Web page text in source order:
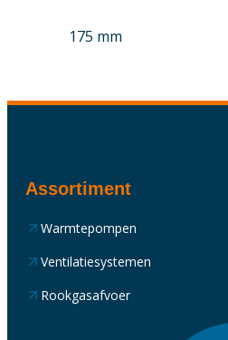
175 mm
Assortiment
Warmtepompen
Ventilatiesystemen
Rookgasafvoer